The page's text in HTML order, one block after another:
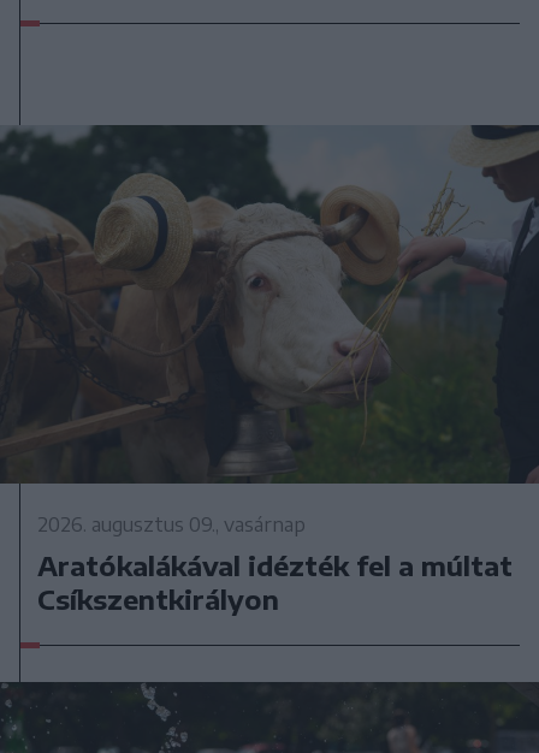
2026. augusztus 09., vasárnap
Aratókalákával idézték fel a múltat
Csíkszentkirályon